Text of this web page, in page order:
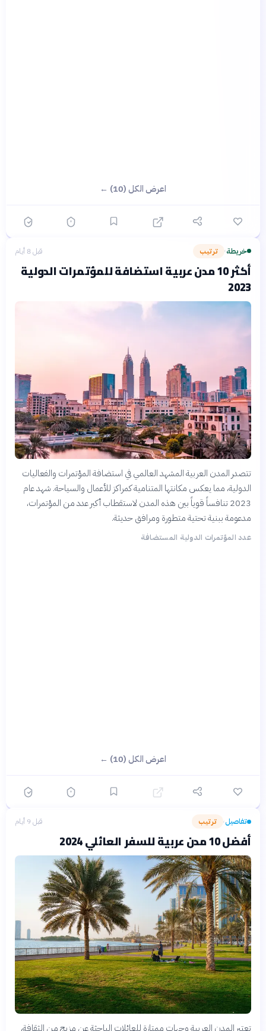
اعرض الكل (10) ←
خريطة› ترتيب قبل 8 أيام
أكثر 10 مدن عربية استضافة للمؤتمرات الدولية
2023
تتصدر المدن العربية المشهد العالمي في استضافة المؤتمرات والفعاليات
الدولية، مما يعكس مكانتها المتنامية كمراكز للأعمال والسياحة. شهد عام
2023 تنافساً قوياً بين هذه المدن لاستقطاب أكبر عدد من المؤتمرات،
مدعومة ببنية تحتية متطورة ومرافق حديثة.
عدد المؤتمرات الدولية المستضافة
اعرض الكل (10) ←
تفاصيل› ترتيب قبل 9 أيام
أفضل 10 مدن عربية للسفر العائلي 2024
تعتبر المدن العربية وجهات ممتازة للعائلات الباحثة عن مزيج من الثقافة،